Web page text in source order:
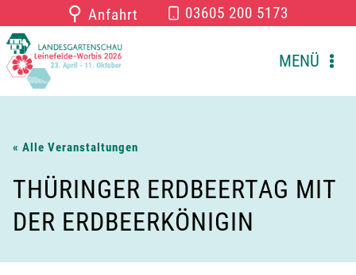
Inhalt
springen
⚲ Anfahrt 03605 200 5173
MENÜ
« Alle Veranstaltungen
THÜRINGER ERDBEERTAG MIT
DER ERDBEERKÖNIGIN